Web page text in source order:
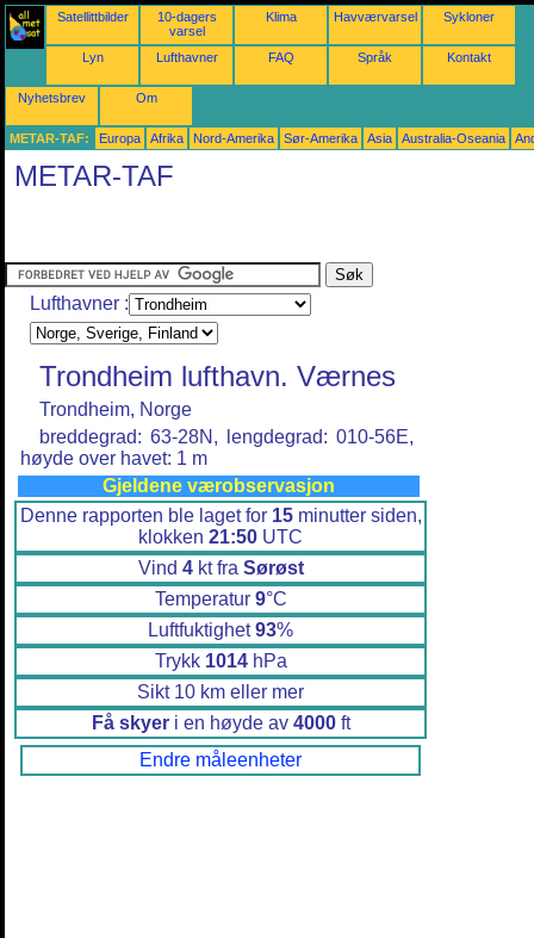
Satellittbilder
10-dagers
varsel
Klima Havværvarsel Sykloner
Lyn Lufthavner FAQ Språk Kontakt
Nyhetsbrev Om
METAR-TAF: Europa Afrika Nord-Amerika Sør-Amerika Asia Australia-Oseania
METAR-TAF
Lufthavner :
Trondheim lufthavn. Værnes
Trondheim, Norge
breddegrad: 63-28N, lengdegrad: 010-56E,
høyde over havet: 1 m
Gjeldene værobservasjon
Denne rapporten ble laget for 15minutter siden,
klokken 21:50 UTC
Vind 4kt fra Sørøst
Temperatur 9°C
Luftfuktighet93%
Trykk 1014hPa
Sikt 10 km eller mer
Få skyeri en høyde av 4000ft
Endre måleenheter